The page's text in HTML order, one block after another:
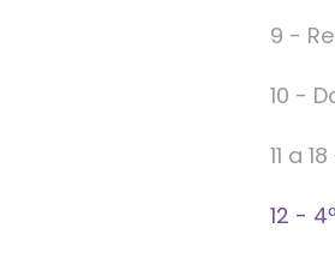
9 -
10 -
11 a
12 -